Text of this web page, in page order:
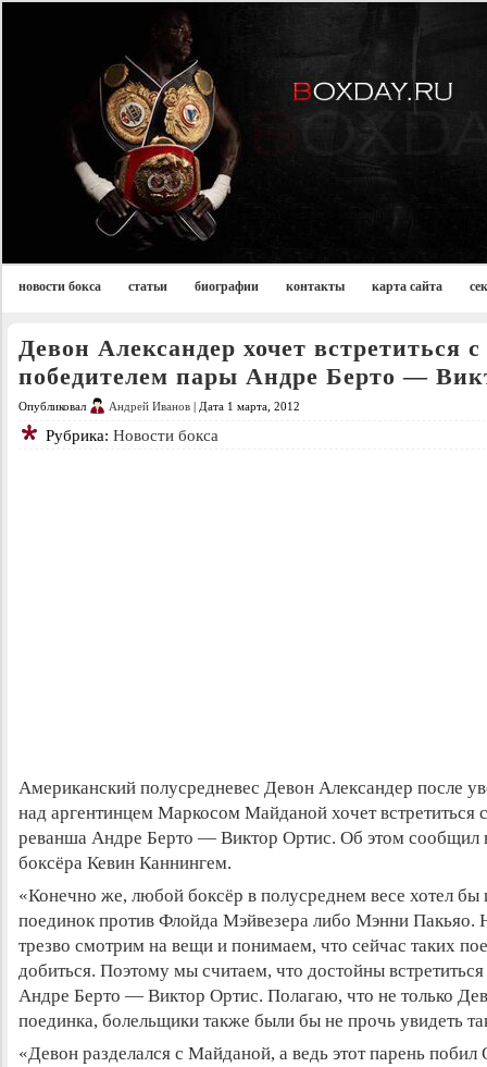
новости бокса статьи биографии контакты карта сайта
Девон Александер хочет встретиться с
победителем пары Андре Берто —
Опубликовал Андрей Иванов | Дата 1 марта, 2012
Рубрика: Новости бокса
Американский полусредневес Девон Александер после
над аргентинцем Маркосом Майданой хочет встретиться
реванша Андре Берто — Виктор Ортис. Об этом сообщил
боксёра Кевин Каннингем.
«Конечно же, любой боксёр в полусреднем весе хотел бы
поединок против Флойда Мэйвезера либо Мэнни
трезво смотрим на вещи и понимаем, что сейчас таких
добиться. Поэтому мы считаем, что достойны
Андре Берто — Виктор Ортис. Полагаю, что не только
поединка, болельщики также были бы не прочь увидеть
«Девон разделался с Майданой, а ведь этот парень побил